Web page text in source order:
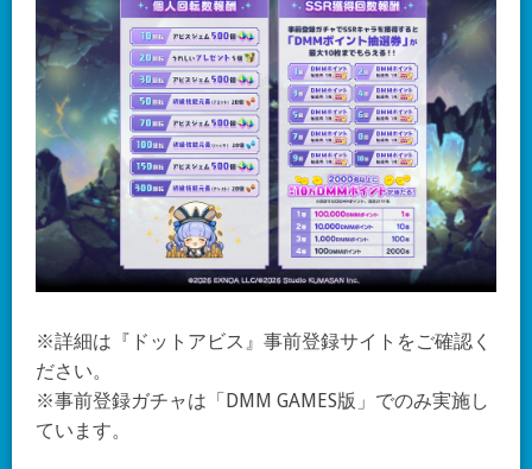
※詳細は『ドットアビス』事前登録サイトをご確認く
ださい。
※事前登録ガチャは「DMM GAMES版」でのみ実施し
ています。